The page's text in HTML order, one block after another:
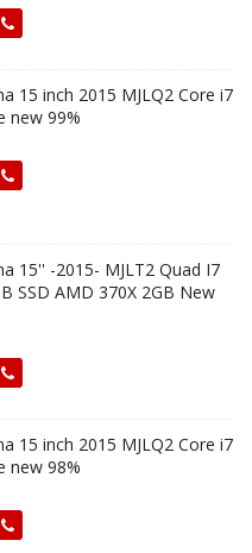
15 inch 2015 MJLQ2 Core i7
new 99%
15'' -2015- MJLT2 Quad I7
SSD AMD 370X 2GB New
15 inch 2015 MJLQ2 Core i7
new 98%